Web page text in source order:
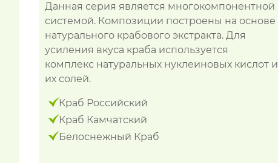
Данная серия является многокомпонентной
системой. Композиции построены на основе
натурального крабового экстракта. Для
усиления вкуса краба используется
комплекс натуральных нуклеиновых кислот и
их солей.
Краб Российский
Краб Камчатский
Белоснежный Краб